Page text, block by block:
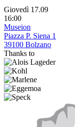
Giovedì 17.09
16:00
Museion
Piazza P. Siena 1
39100 Bolzano
Thanks to